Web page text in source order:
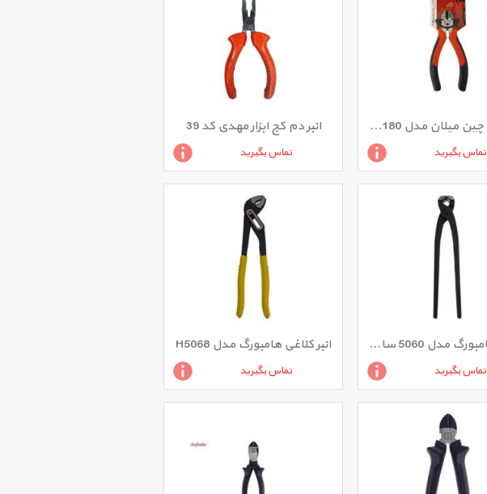
انبر دم کج ابزار مهدی کد 39
تماس بگیرید
انبر سیم چین میلان مدل ML-180
تماس بگیرید
انبر کلاغی هامبورگ مدل H5068
تماس بگیرید
گاز انبر هامبورگ مدل 5060 سایز 10 اینچ
تماس بگیرید